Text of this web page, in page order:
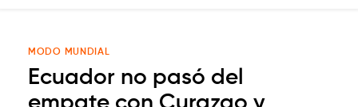
MODO MUNDIAL
Ecuador no pasó del